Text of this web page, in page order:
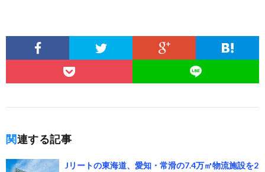
関連する記事
Jリートの東海道、愛知・常滑の7.4万㎡物流施設を2